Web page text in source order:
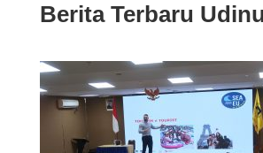
Berita Terbaru